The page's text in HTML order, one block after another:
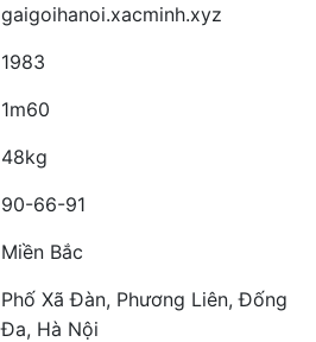
gaigoihanoi.xacminh.xyz
1983
1m60
48kg
90-66-91
Miền Bắc
Phố Xã Đàn, Phương Liên, Đống
Đa, Hà Nội